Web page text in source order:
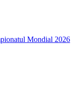
Mondial 2026